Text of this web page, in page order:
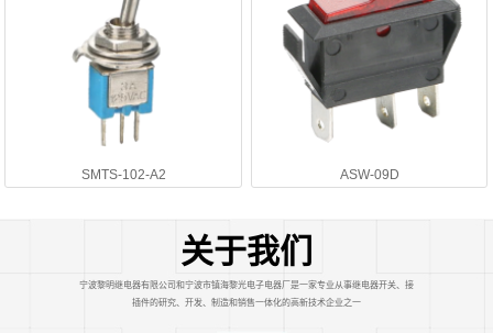
SMTS-102-A2 ASW-09D
关于我们
宁波黎明继电器有限公司和宁波市镇海黎光电子电器厂是一家专业从事继电器开关、接
插件的研究、开发、制造和销售一体化的高新技术企业之一